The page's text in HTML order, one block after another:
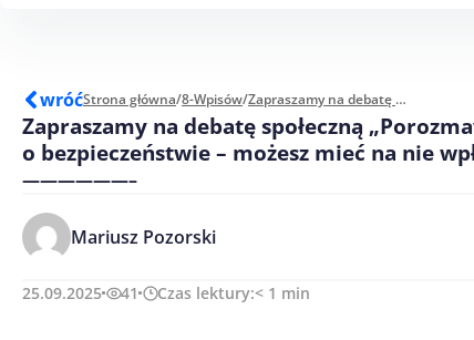
wróćStrona główna/8-Wpisów/ Zapraszamy na debatę społeczną „Porozmawiajmy o bezpieczeństwie – możesz mieć na nie wpływ”
Zapraszamy na debatę społeczną
o bezpieczeństwie – możesz mieć na nie
——————–
Mariusz Pozorski
25.09.2025 41 Czas lektury:< 1 min